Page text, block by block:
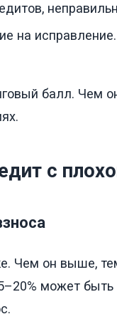
на
балл. Чем
с
Чем он выше,
может